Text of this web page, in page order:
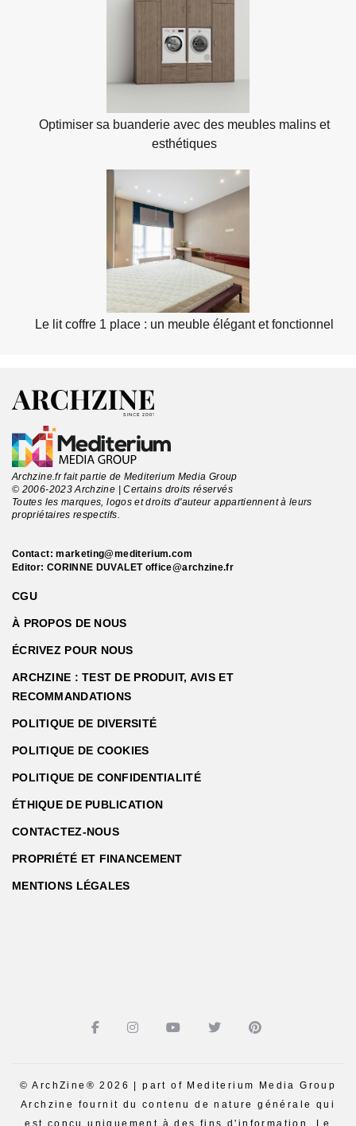
Optimiser sa buanderie avec des meubles malins et
esthétiques
Le lit coffre 1 place : un meuble élégant et fonctionnel
Archzine.fr fait partie de Mediterium Media Group
© 2006-2023 Archzine | Certains droits réservés
Toutes les marques, logos et droits d'auteur appartiennent à leurs
propriétaires respectifs.
Contact:marketing@mediterium.com
Editor: CORINNE DUVALET office@archzine.fr
CGU
À PROPOS DE NOUS
ÉCRIVEZ POUR NOUS
ARCHZINE : TEST DE PRODUIT, AVIS ET
RECOMMANDATIONS
POLITIQUE DE DIVERSITÉ
POLITIQUE DE COOKIES
POLITIQUE DE CONFIDENTIALITÉ
ÉTHIQUE DE PUBLICATION
CONTACTEZ-NOUS
PROPRIÉTÉ ET FINANCEMENT
MENTIONS LÉGALES
© ArchZine® 2026 | part of Mediterium Media Group
Archzine fournit du contenu de nature générale qui
est conçu uniquement à des fins d'information. Le